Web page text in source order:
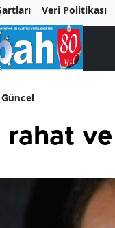
Veri Politikası
Güncel
rahat